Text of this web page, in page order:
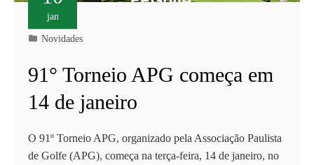
jan
Novidades
91° Torneio APG começa em
14 de janeiro
O 91º Torneio APG, organizado pela Associação Paulista
de Golfe (APG), começa na terça-feira, 14 de janeiro, no